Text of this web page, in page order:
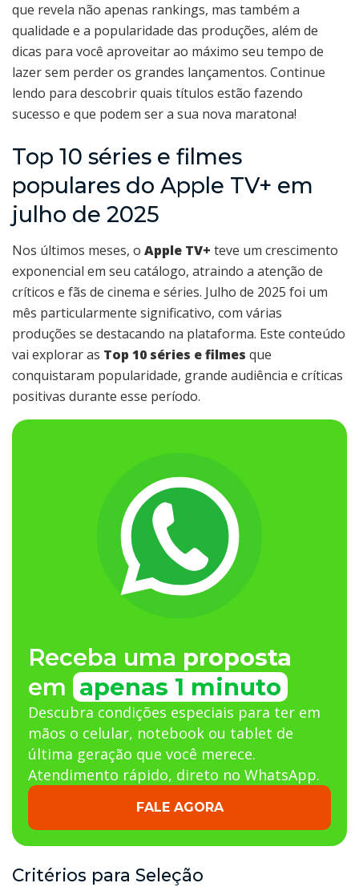
que revela não apenas rankings, mas também a
qualidade e a popularidade das produções, além de
dicas para você aproveitar ao máximo seu tempo de
lazer sem perder os grandes lançamentos. Continue
lendo para descobrir quais títulos estão fazendo
sucesso e que podem ser a sua nova maratona!
Top 10 séries e filmes
populares do Apple TV+ em
julho de 2025
Nos últimos meses, o Apple TV+ teve um crescimento
exponencial em seu catálogo, atraindo a atenção de
críticos e fãs de cinema e séries. Julho de 2025 foi um
mês particularmente significativo, com várias
produções se destacando na plataforma. Este conteúdo
vai explorar as Top 10 séries e filmes que
conquistaram popularidade, grande audiência e críticas
positivas durante esse período.
Receba uma proposta
em apenas 1 minuto
Descubra condições especiais para ter em
mãos o celular, notebook ou tablet de
última geração que você merece.
Atendimento rápido, direto no WhatsApp.
FALE AGORA
Critérios para Seleção